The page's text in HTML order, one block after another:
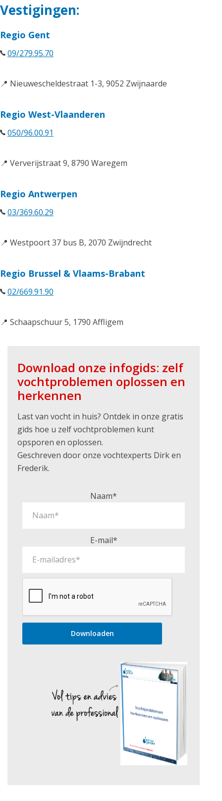
Vestigingen:
Regio Gent
09/279.95.70
📍 Nieuwescheldestraat 1-3, 9052 Zwijnaarde
Regio West-Vlaanderen
050/96.00.91
📍 Ververijstraat 9, 8790 Waregem
Regio Antwerpen
03/369.60.29
📍 Westpoort 37 bus B, 2070 Zwijndrecht
Regio Brussel & Vlaams-Brabant
02/669.91.90
📍 Schaapschuur 5, 1790 Affligem
Download onze infogids: zelf
vochtproblemen oplossen en
herkennen
Last van vocht in huis? Ontdek in onze gratis
gids hoe u zelf vochtproblemen kunt
opsporen en oplossen.
Geschreven door onze vochtexperts Dirk en
Frederik.
Naam*
E-mail*